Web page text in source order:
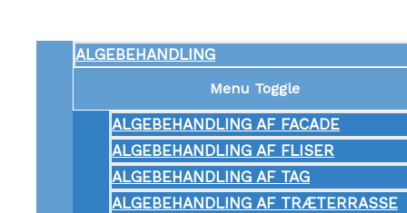
ALGEBEHANDLING
Menu Toggle
ALGEBEHANDLING AF FACADE
ALGEBEHANDLING AF FLISER
ALGEBEHANDLING AF TAG
ALGEBEHANDLING AF TRÆTERRASSE